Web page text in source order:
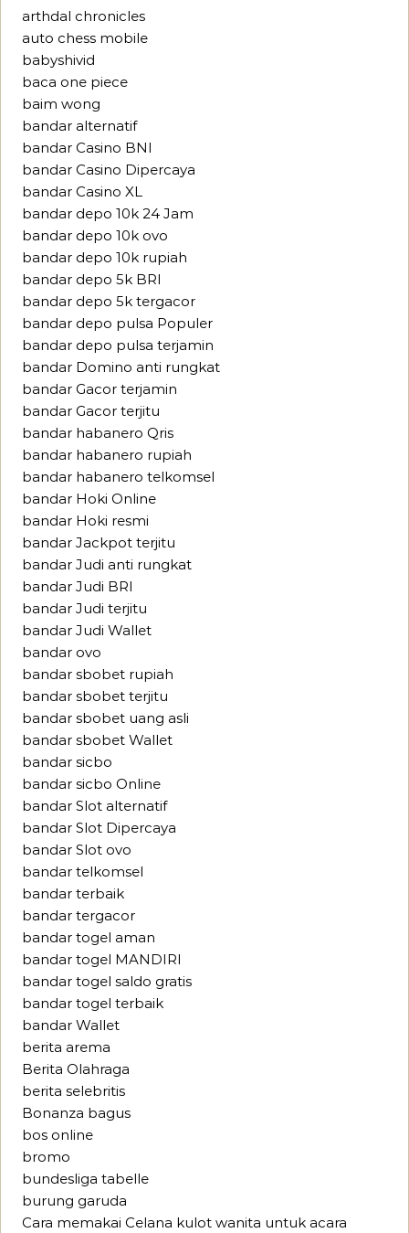
arthdal chronicles
auto chess mobile
babyshivid
baca one piece
baim wong
bandar alternatif
bandar Casino BNI
bandar Casino Dipercaya
bandar Casino XL
bandar depo 10k 24 Jam
bandar depo 10k ovo
bandar depo 10k rupiah
bandar depo 5k BRI
bandar depo 5k tergacor
bandar depo pulsa Populer
bandar depo pulsa terjamin
bandar Domino anti rungkat
bandar Gacor terjamin
bandar Gacor terjitu
bandar habanero Qris
bandar habanero rupiah
bandar habanero telkomsel
bandar Hoki Online
bandar Hoki resmi
bandar Jackpot terjitu
bandar Judi anti rungkat
bandar Judi BRI
bandar Judi terjitu
bandar Judi Wallet
bandar ovo
bandar sbobet rupiah
bandar sbobet terjitu
bandar sbobet uang asli
bandar sbobet Wallet
bandar sicbo
bandar sicbo Online
bandar Slot alternatif
bandar Slot Dipercaya
bandar Slot ovo
bandar telkomsel
bandar terbaik
bandar tergacor
bandar togel aman
bandar togel MANDIRI
bandar togel saldo gratis
bandar togel terbaik
bandar Wallet
berita arema
Berita Olahraga
berita selebritis
Bonanza bagus
bos online
bromo
bundesliga tabelle
burung garuda
Cara memakai Celana kulot wanita untuk acara